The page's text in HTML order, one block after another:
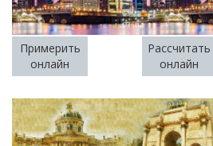
Примерить
онлайн
Рассчитать
онлайн